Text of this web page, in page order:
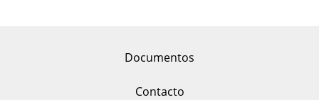
Documentos
Contacto